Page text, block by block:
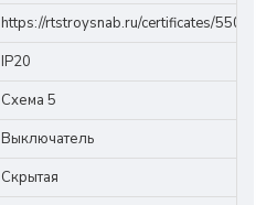
https://rtstroysnab.ru/certificates/
IP20
Схема 5
Выключатель
Скрытая